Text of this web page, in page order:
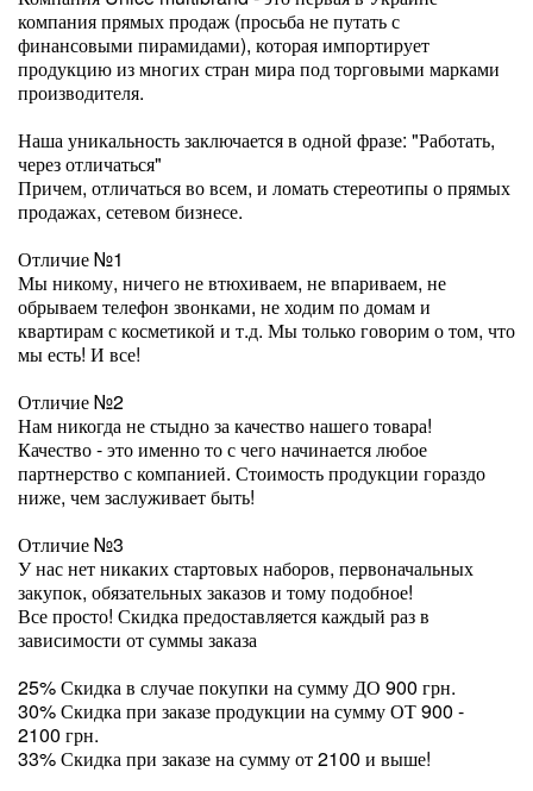
компания прямых продаж (просьба не путать с
финансовыми пирамидами), которая импортирует
продукцию из многих стран мира под торговыми марками
производителя.
Наша уникальность заключается в одной фразе: "Работать,
через отличаться"
Причем, отличаться во всем, и ломать стереотипы о прямых
продажах, сетевом бизнесе.
Отличие №1
Мы никому, ничего не втюхиваем, не впариваем, не
обрываем телефон звонками, не ходим по домам и
квартирам с косметикой и т.д. Мы только говорим о том, что
мы есть! И все!
Отличие №2
Нам никогда не стыдно за качество нашего товара!
Качество - это именно то с чего начинается любое
партнерство с компанией. Стоимость продукции гораздо
ниже, чем заслуживает быть!
Отличие №3
У нас нет никаких стартовых наборов, первоначальных
закупок, обязательных заказов и тому подобное!
Все просто! Скидка предоставляется каждый раз в
зависимости от суммы заказа
25% Скидка в случае покупки на сумму ДО 900 грн.
30% Скидка при заказе продукции на сумму ОТ 900 -
2100 грн.
33% Скидка при заказе на сумму от 2100 и выше!